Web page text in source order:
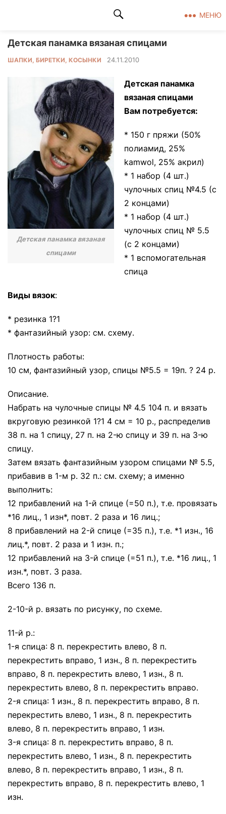
МЕНЮ
Детская панамка вязаная спицами
ШАПКИ, БИРЕТКИ, КОСЫНКИ 24.11.2010
Детская панамка вязаная
спицами
Детская панамка
вязаная спицами
Вам потребуется:
* 150 г пряжи (50%
полиамид, 25%
kamwol, 25% акрил)
* 1 набор (4 шт.)
чулочных спиц №4.5 (с
2 концами)
* 1 набор (4 шт.)
чулочных спиц № 5.5
(с 2 концами)
* 1 вспомогательная
спица
Виды вязок:
* резинка 1?1
* фантазийный узор: см. схему.
Плотность работы:
10 см, фантазийный узор, спицы №5.5 = 19п. ? 24 р.
Описание.
Набрать на чулочные спицы № 4.5 104 п. и вязать
вкруговую резинкой 1?1 4 см = 10 р., распределив
38 п. на 1 спицу, 27 п. на 2-ю спицу и 39 п. на 3-ю
спицу.
Затем вязать фантазийным узором спицами № 5.5,
прибавив в 1-м р. 32 п.: см. схему; а именно
выполнить:
12 прибавлений на 1-й спице (=50 п.), т.е. провязать
*16 лиц., 1 изн*, повт. 2 раза и 16 лиц.;
8 прибавлений на 2-й спице (=35 п.), т.е. *1 изн., 16
лиц.*, повт. 2 раза и 1 изн. п.;
12 прибавлений на 3-й спице (=51 п.), т.е. *16 лиц., 1
изн.*, повт. 3 раза.
Всего 136 п.
2-10-й р. вязать по рисунку, по схеме.
11-й р.:
1-я спица: 8 п. перекрестить влево, 8 п.
перекрестить вправо, 1 изн., 8 п. перекрестить
вправо, 8 п. перекрестить влево, 1 изн., 8 п.
перекрестить влево, 8 п. перекрестить вправо.
2-я спица: 1 изн., 8 п. перекрестить вправо, 8 п.
перекрестить влево, 1 изн., 8 п. перекрестить
влево, 8 п. перекрестить вправо, 1 изн.
3-я спица: 8 п. перекрестить вправо, 8 п.
перекрестить влево, 1 изн., 8 п. перекрестить
влево, 8 п. перекрестить вправо, 1 изн., 8 п.
перекрестить вправо, 8 п. перекрестить влево, 1
изн.